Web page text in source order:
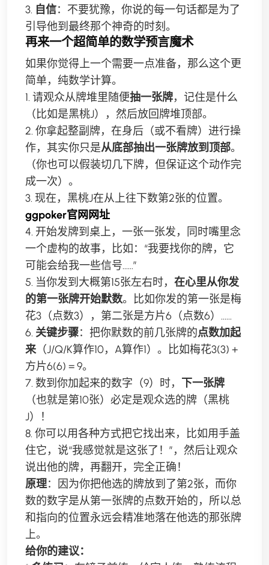
3. 自信：不要犹豫，你说的每一句话都是为了
引导他到最终那个神奇的时刻。
再来一个超简单的数学预言魔术
如果你觉得上一个需要一点准备，那么这个更
简单，纯数学计算。
1. 请观众从牌堆里随便抽一张牌，记住是什么
（比如是黑桃J），然后放回牌堆顶部。
2. 你拿起整副牌，在身后（或不看牌）进行操
作，其实你只是从底部抽出一张牌放到顶部。
（你也可以假装切几下牌，但保证这个动作完
成一次）。
3. 现在，黑桃J在从上往下数第2张的位置。
ggpoker官网网址
4. 开始发牌到桌上，一张一张发，同时嘴里念
一个虚构的故事，比如：“我要找你的牌，它
可能会给我一些信号……”
5. 当你发到大概第15张左右时， 在心里从你发
的第一张牌开始默数。比如你发的第一张是梅
花3（点数3），第二张是方片6（点数6）……
6. 关键步骤：把你默数的前几张牌的点数加起
来（J/Q/K算作10，A算作1）。比如梅花3(3) +
方片6(6) = 9。
7. 数到你加起来的数字（9）时， 下一张牌
（也就是第10张）必定是观众选的牌（黑桃
J）！
8. 你可以用各种方式把它找出来，比如用手盖
住它，说“我感觉就是这张了！”，然后让观众
说出他的牌，再翻开，完全正确！
原理：因为你把他选的牌放到了第2张，而你
数的数字是从第一张牌的点数开始的，所以总
和指向的位置永远会精准地落在他选的那张牌
上。
给你的建议：